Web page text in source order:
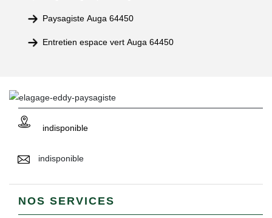
Paysagiste Auga 64450
Entretien espace vert Auga 64450
indisponible
indisponible
NOS SERVICES